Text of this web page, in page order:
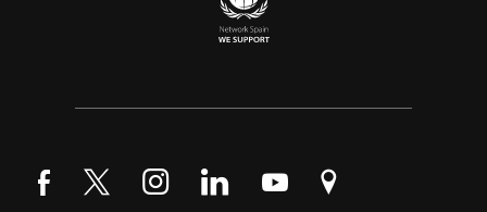
Síguenos en Facebook
Síguenos en Twitter
Síguenos en Instagram
Síguenos en LinkedIn
Síguenos en YouTube
Encuéntranos en